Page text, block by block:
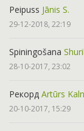
Peipuss Jānis S.
29-12-2018, 22:19
Spiningošana
28-10-2017, 23:02
Рекорд Artūrs
20-10-2017, 15:29